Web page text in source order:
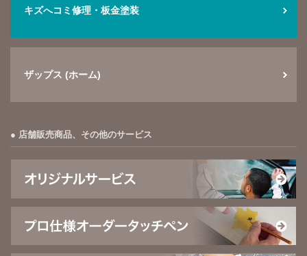
キズへコミ修理・板金塗装
ザップス (ホーム)
店舗販売商品、その他のサービス